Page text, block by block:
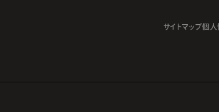
サイトマップ個人